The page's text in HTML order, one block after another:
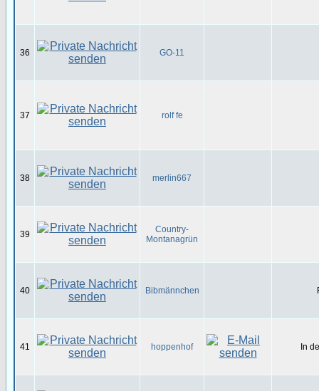
36 GO-11
37 rolf fe
38 merlin667
39
Country-
Montanagrün
40 Bibmännchen
41 hoppenhof In